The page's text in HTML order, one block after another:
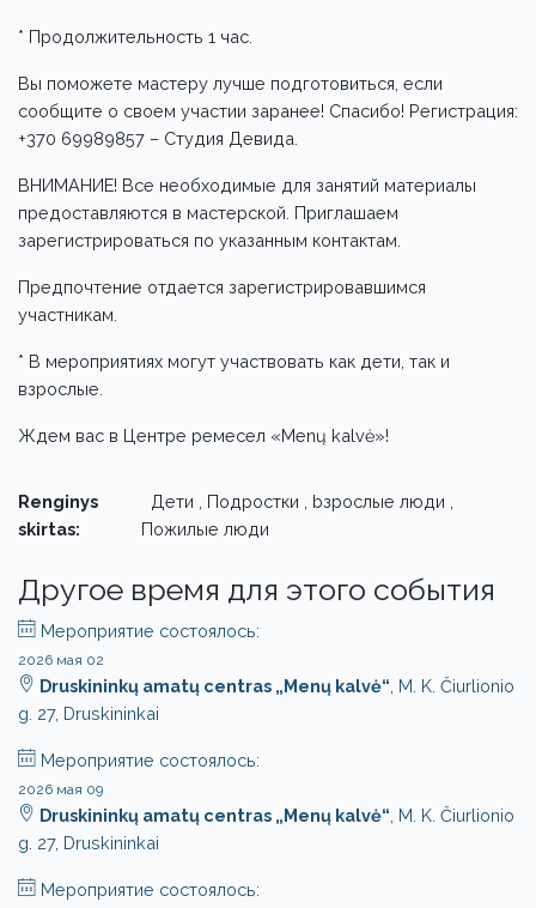
* Продолжительность 1 час.
Вы поможете мастеру лучше подготовиться, если
сообщите о своем участии заранее! Спасибо! Регистрация:
+370 69989857 – Студия Девида.
ВНИМАНИЕ! Все необходимые для занятий материалы
предоставляются в мастерской. Приглашаем
зарегистрироваться по указанным контактам.
Предпочтение отдается зарегистрировавшимся
участникам.
* В мероприятиях могут участвовать как дети, так и
взрослые.
Ждем вас в Центре ремесел «Menų kalvė»!
Renginys
skirtas:
Дети , Подростки , bзрослые люди ,
Пожилые люди
Другое время для этого события
Мероприятие состоялось:
2026 мая 02
Druskininkų amatų centras „Menų kalvė“ , M. K. Čiurlionio
g. 27, Druskininkai
Мероприятие состоялось:
2026 мая 09
Druskininkų amatų centras „Menų kalvė“ , M. K. Čiurlionio
g. 27, Druskininkai
Мероприятие состоялось: